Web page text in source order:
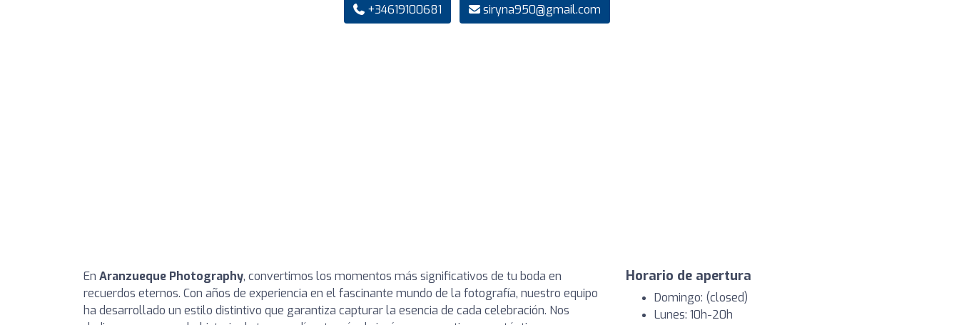
+34619100681 siryna950@gmail.com
En Aranzueque Photography, convertimos los momentos más significativos de tu boda en
recuerdos eternos. Con años de experiencia en el fascinante mundo de la fotografía, nuestro equipo
ha desarrollado un estilo distintivo que garantiza capturar la esencia de cada celebración. Nos
Horario de apertura
Domingo: (closed)
Lunes: 10h-20h